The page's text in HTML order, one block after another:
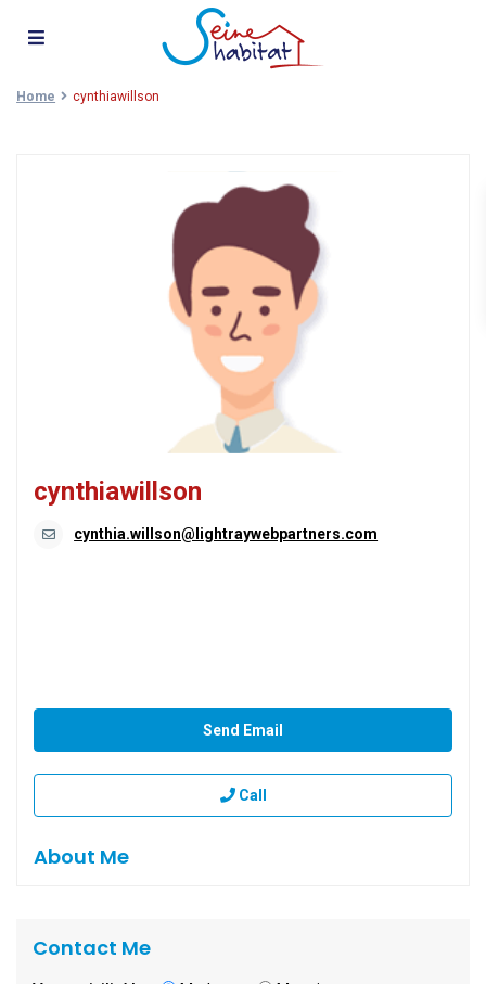
Home cynthiawillson
cynthiawillson
cynthia.willson@lightraywebpartners.com
Send Email
Call
About Me
Contact Me